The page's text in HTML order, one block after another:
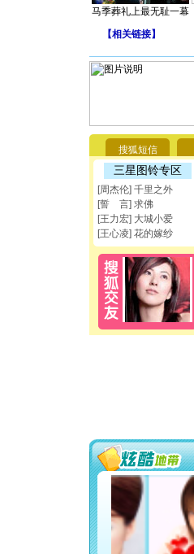
马季葬礼上最无耻一幕
【相关链接】
搜狐短信
三星图铃专区
[周杰伦] 千里之外
[誓 言] 求佛
[王力宏] 大城小爱
[王心凌] 花的嫁纱